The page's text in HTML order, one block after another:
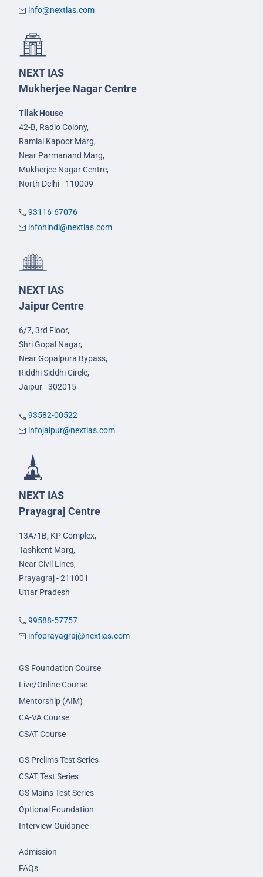
info@nextias.com
NEXT IAS
Mukherjee Nagar Centre
Tilak House
42-B, Radio Colony,
Ramlal Kapoor Marg,
Near Parmanand Marg,
Mukherjee Nagar Centre,
North Delhi - 110009
93116-67076
infohindi@nextias.com
NEXT IAS
Jaipur Centre
6/7, 3rd Floor,
Shri Gopal Nagar,
Near Gopalpura Bypass,
Riddhi Siddhi Circle,
Jaipur - 302015
93582-00522
infojaipur@nextias.com
NEXT IAS
Prayagraj Centre
13A/1B, KP Complex,
Tashkent Marg,
Near Civil Lines,
Prayagraj - 211001
Uttar Pradesh
99588-57757
infoprayagraj@nextias.com
GS Foundation Course
Live/Online Course
Mentorship (AIM)
CA-VA Course
CSAT Course
GS Prelims Test Series
CSAT Test Series
GS Mains Test Series
Optional Foundation
Interview Guidance
Admission
FAQs